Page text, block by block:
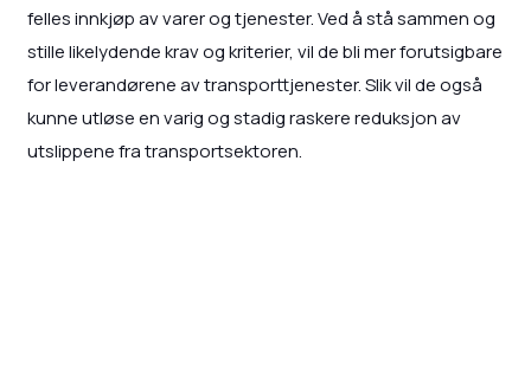
felles innkjøp av varer og tjenester. Ved å stå sammen og
stille likelydende krav og kriterier, vil de bli mer forutsigbare
for leverandørene av transporttjenester. Slik vil de også
kunne utløse en varig og stadig raskere reduksjon av
utslippene fra transportsektoren.